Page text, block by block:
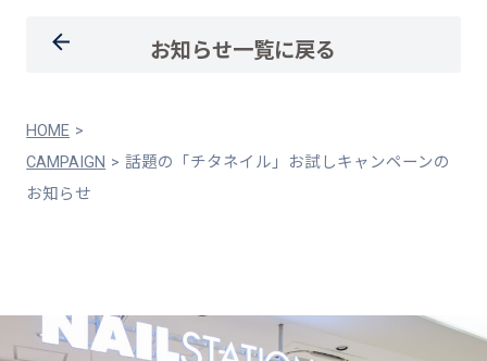
お知らせ一覧に戻る
HOME
CAMPAIGN
話題の「チタネイル」お試しキャンペーンの
お知らせ